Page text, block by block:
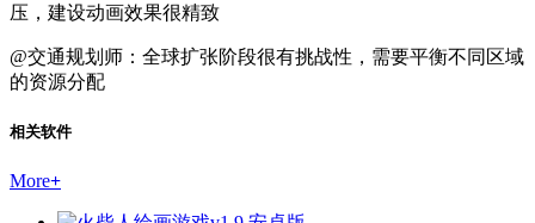
压，建设动画效果很精致
@交通规划师：全球扩张阶段很有挑战性，需要平衡不同区域
的资源分配
相关软件
More+